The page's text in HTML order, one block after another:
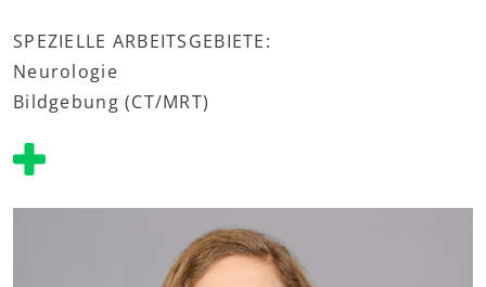
SPEZIELLE ARBEITSGEBIETE:
Neurologie
Bildgebung (CT/MRT)